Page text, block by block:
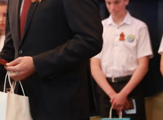
Депутатское объединение
Совет молодых депутатов
Законотворчество
Постоянные комиссии и график
заседаний
Сведения о доходах, расходах, об